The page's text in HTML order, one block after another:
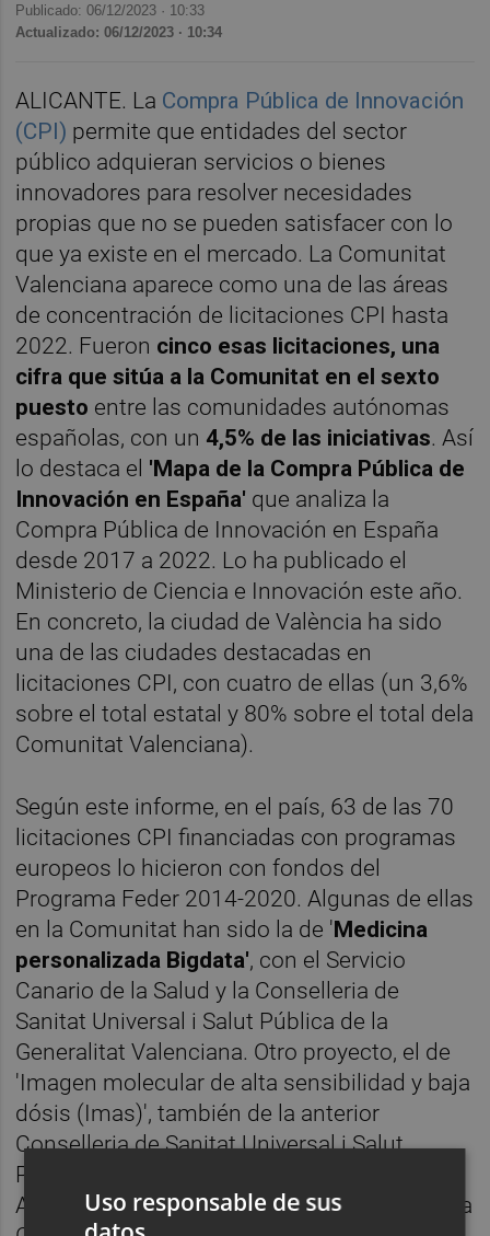
Publicado: 06/12/2023 · 10:33
Actualizado: 06/12/2023 · 10:34
ALICANTE. La Compra Pública de Innovación
(CPI) permite que entidades del sector
público adquieran servicios o bienes
innovadores para resolver necesidades
propias que no se pueden satisfacer con lo
que ya existe en el mercado. La Comunitat
Valenciana aparece como una de las áreas
de concentración de licitaciones CPI hasta
2022. Fueron cinco esas licitaciones, una
cifra que sitúa a la Comunitat en el sexto
puesto entre las comunidades autónomas
españolas, con un 4,5% de las iniciativas. Así
lo destaca el 'Mapa de la Compra Pública de
Innovación en España' que analiza la
Compra Pública de Innovación en España
desde 2017 a 2022. Lo ha publicado el
Ministerio de Ciencia e Innovación este año.
En concreto, la ciudad de València ha sido
una de las ciudades destacadas en
licitaciones CPI, con cuatro de ellas (un 3,6%
sobre el total estatal y 80% sobre el total dela
Comunitat Valenciana).
Según este informe, en el país, 63 de las 70
licitaciones CPI financiadas con programas
europeos lo hicieron con fondos del
Programa Feder 2014-2020. Algunas de ellas
en la Comunitat han sido la de 'Medicina
personalizada Bigdata', con el Servicio
Canario de la Salud y la Conselleria de
Sanitat Universal i Salut Pública de la
Generalitat Valenciana. Otro proyecto, el de
'Imagen molecular de alta sensibilidad y baja
dósis (Imas)', también de la anterior
Conselleria de Sanitat Universal i Salut
Pública de la Generalitat Valenciana.
Asimismo, el Programa Operativo Feder de la
Uso responsable de sus